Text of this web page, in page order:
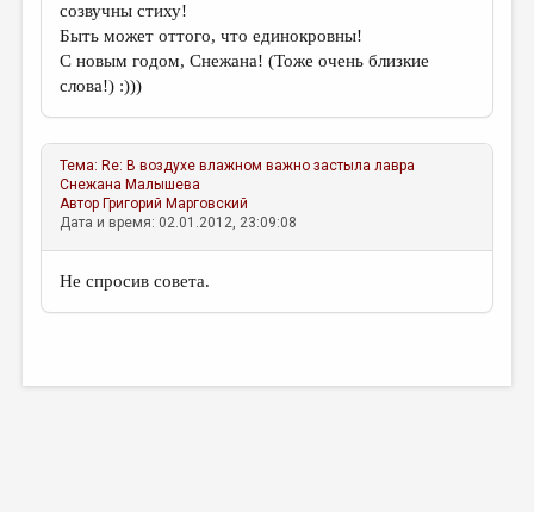
созвучны стиху!
Быть может оттого, что единокровны!
С новым годом, Снежана! (Тоже очень близкие
слова!) :)))
Тема: Re: В воздухе влажном важно застыла лавра
Снежана Малышева
Автор Григорий Марговский
Дата и время: 02.01.2012, 23:09:08
Не спросив совета.